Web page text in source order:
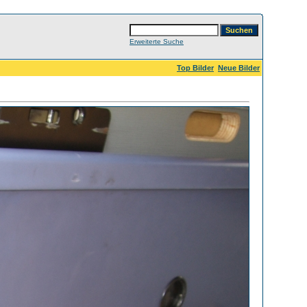
Erweiterte Suche
Top Bilder Neue Bilder